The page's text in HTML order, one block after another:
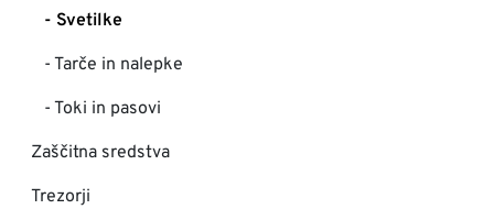
- Svetilke
- Tarče in nalepke
- Toki in pasovi
Zaščitna sredstva
Trezorji